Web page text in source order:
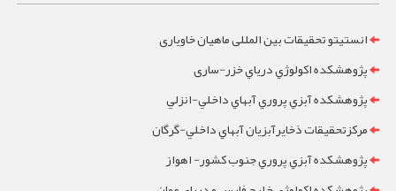
انستیتو تحقیقات بین المللی ماهیان خاویاری
پژوهشکده اکولوژي درياي خزر-ساری
پژوهشکده آبزي پروري آبهاي داخلي-انزلي
مرکزتحقيقات ذخايرآبزيان آبهاي داخلي-گرگان
پژوهشکده آبزي پروري جنوب کشور- اهواز